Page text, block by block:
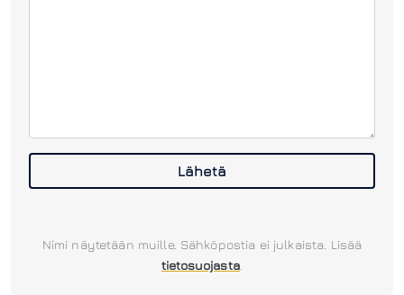
Lähetä
Nimi näytetään muille. Sähköpostia ei julkaista. Lisää
tietosuojasta.